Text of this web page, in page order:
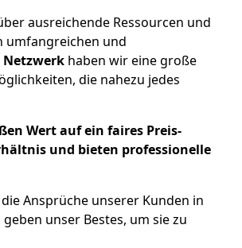
ausreichende Ressourcen und
umfangreichen und
haben wir eine große
die nahezu jedes
Wert auf ein faires Preis-
und bieten professionelle
Ansprüche unserer Kunden in
unser Bestes, um sie zu